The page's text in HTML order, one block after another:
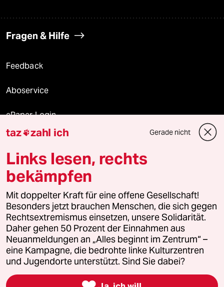
Fragen & Hilfe
Feedback
Aboservice
ePaper Login
Downloads für Abonnierende
© 2026 taz Verlags und Vertriebs GmbH
Alle Rechte vorbehalten. Bei rechtlichen Fragen oder für Genehmigungen
wenden Sie sich bitte an
lizenzen@taz.de
Feedback Redaktionsstatut Kommune-Richtlinien
Leitlinie Informant Datenschutz Impressum AGB
Seitenwende Einwilligungen widerrufen (Ads)
taz zahl ich Gerade nicht
Links lesen, rechts
bekämpfen
Mit doppelter Kraft für eine offene Gesellschaft!
Besonders jetzt brauchen Menschen, die sich gegen
Rechtsextremismus einsetzen, unsere Solidarität.
Daher gehen 50 Prozent der Einnahmen aus
Neuanmeldungen an „Alles beginnt im Zentrum“ –
eine Kampagne, die bedrohte linke Kulturzentren
und Jugendorte unterstützt. Sind Sie dabei?